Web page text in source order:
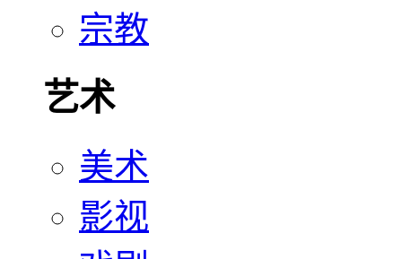
宗教
艺术
美术
影视